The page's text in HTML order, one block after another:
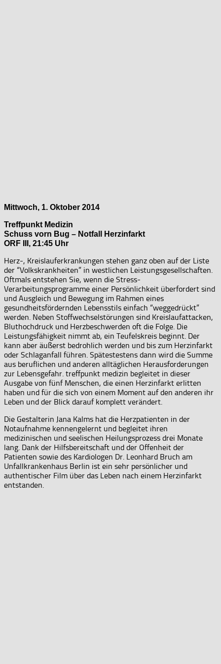
Mittwoch, 1. Oktober 2014
Treffpunkt Medizin
Schuss vorn Bug – Notfall Herzinfarkt
ORF III, 21:45 Uhr
Herz-, Kreislauferkrankungen stehen ganz oben auf der Liste
der “Volkskrankheiten” in westlichen Leistungsgesellschaften.
Oftmals entstehen Sie, wenn die Stress-
Verarbeitungsprogramme einer Persönlichkeit überfordert sind
und Ausgleich und Bewegung im Rahmen eines
gesundheitsfördernden Lebensstils einfach “weggedrückt”
werden. Neben Stoffwechselstörungen sind Kreislaufattacken,
Bluthochdruck und Herzbeschwerden oft die Folge. Die
Leistungsfähigkeit nimmt ab, ein Teufelskreis beginnt. Der
kann aber äußerst bedrohlich werden und bis zum Herzinfarkt
oder Schlaganfall führen. Spätestestens dann wird die Summe
aus beruflichen und anderen alltäglichen Herausforderungen
zur Lebensgefahr. treffpunkt medizin begleitet in dieser
Ausgabe von fünf Menschen, die einen Herzinfarkt erlitten
haben und für die sich von einem Moment auf den anderen ihr
Leben und der Blick darauf komplett verändert.
Die Gestalterin Jana Kalms hat die Herzpatienten in der
Notaufnahme kennengelernt und begleitet ihren
medizinischen und seelischen Heilungsprozess drei Monate
lang. Dank der Hilfsbereitschaft und der Offenheit der
Patienten sowie des Kardiologen Dr. Leonhard Bruch am
Unfallkrankenhaus Berlin ist ein sehr persönlicher und
authentischer Film über das Leben nach einem Herzinfarkt
entstanden.